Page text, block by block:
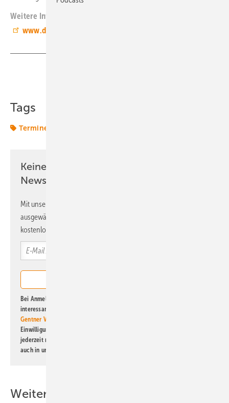
Weitere Informationen:
www.dena.de
Tags
Termine & Veranstaltungen
Keine Zeit? Kein Problem mit dem ERE
Newsletter!
Mit unserem Newsletter erhalten Sie regelmäßig von uns
ausgewählte Informationen und Neuigkeiten, gebündelt und
kostenlos direkt ins Postfach.
Bei Anmeldung zu diesem Newsletter bin ich damit einverstanden, über
interessante Verlags- und Online-Angebote
Gentner Verlag GmbH & Co. KG
Einwilligung kann ich jederzeit widerrufen und eine Abmeldung ist
jederzeit möglich. Informationen zum Umgang mit Daten finden Sie
auch in unserer
Weitere Inhalte